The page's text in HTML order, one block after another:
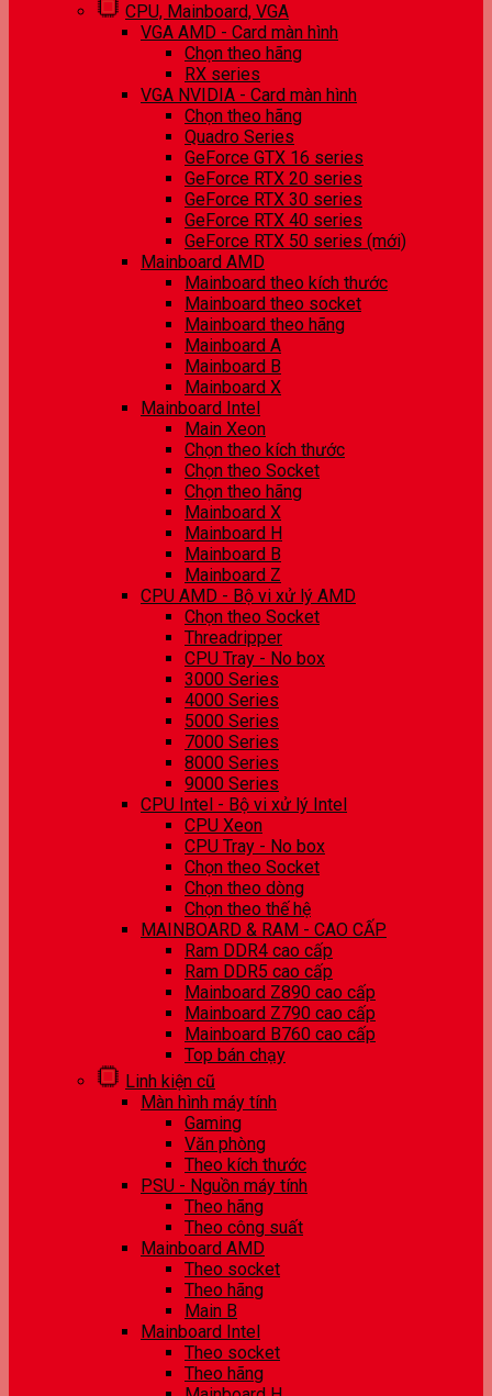
CPU, Mainboard, VGA
VGA AMD - Card màn hình
Chọn theo hãng
RX series
VGA NVIDIA - Card màn hình
Chọn theo hãng
Quadro Series
GeForce GTX 16 series
GeForce RTX 20 series
GeForce RTX 30 series
GeForce RTX 40 series
GeForce RTX 50 series (mới)
Mainboard AMD
Mainboard theo kích thước
Mainboard theo socket
Mainboard theo hãng
Mainboard A
Mainboard B
Mainboard X
Mainboard Intel
Main Xeon
Chọn theo kích thước
Chọn theo Socket
Chọn theo hãng
Mainboard X
Mainboard H
Mainboard B
Mainboard Z
CPU AMD - Bộ vi xử lý AMD
Chọn theo Socket
Threadripper
CPU Tray - No box
3000 Series
4000 Series
5000 Series
7000 Series
8000 Series
9000 Series
CPU Intel - Bộ vi xử lý Intel
CPU Xeon
CPU Tray - No box
Chọn theo Socket
Chọn theo dòng
Chọn theo thế hệ
MAINBOARD & RAM - CAO CẤP
Ram DDR4 cao cấp
Ram DDR5 cao cấp
Mainboard Z890 cao cấp
Mainboard Z790 cao cấp
Mainboard B760 cao cấp
Top bán chạy
Linh kiện cũ
Màn hình máy tính
Gaming
Văn phòng
Theo kích thước
PSU - Nguồn máy tính
Theo hãng
Theo công suất
Mainboard AMD
Theo socket
Theo hãng
Main B
Mainboard Intel
Theo socket
Theo hãng